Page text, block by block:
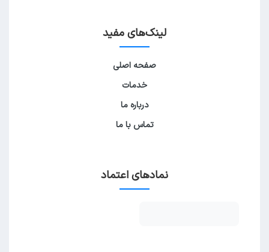
لینک‌های مفید
صفحه اصلی
خدمات
درباره ما
تماس با ما
نمادهای اعتماد